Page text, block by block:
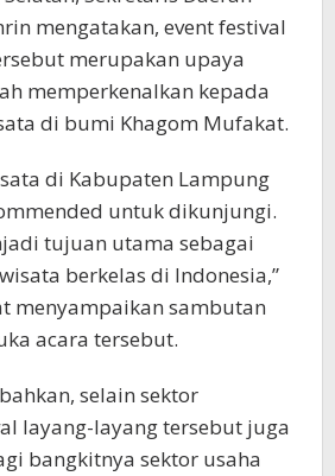
mengatakan, event festival
merupakan upaya
memperkenalkan kepada
di bumi Khagom Mufakat.
di Kabupaten Lampung
untuk dikunjungi.
tujuan utama sebagai
berkelas di Indonesia,”
menyampaikan sambutan
acara tersebut.
selain sektor
layang-layang tersebut juga
bangkitnya sektor usaha